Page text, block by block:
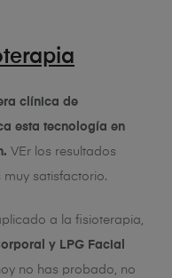
clínica de
esta tecnología en
VEr los resultados
muy satisfactorio.
a la fisioterapia,
y LPG Facial
no has probado, no